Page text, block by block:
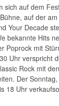
sich auf dem
auf der
Your Decade
bekannte Hits
Poprock mit
Uhr verspricht
Rock mit
Der
18 Uhr